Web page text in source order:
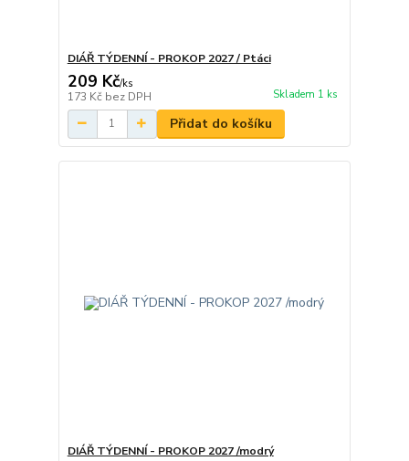
DIÁŘ TÝDENNÍ - PROKOP 2027 / Ptáci
209 Kč/ks
173 Kč bez DPH Skladem 1 ks
Přidat do košíku
DIÁŘ TÝDENNÍ - PROKOP 2027 /modrý